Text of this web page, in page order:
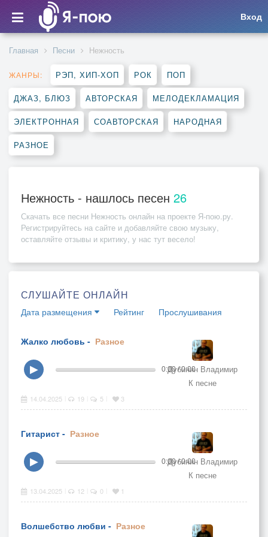
Вход
Главная Песни Нежность
ЖАНРЫ: РЭП, ХИП-ХОП РОК ПОП
ДЖАЗ, БЛЮЗ АВТОРСКАЯ МЕЛОДЕКЛАМАЦИЯ
ЭЛЕКТРОННАЯ СОАВТОРСКАЯ НАРОДНАЯ
РАЗНОЕ
Нежность - нашлось песен 26
Скачать все песни Нежность онлайн на проекте Я-пою.ру.
Регистрируйтесь на сайте и добавляйте свою музыку,
оставляйте отзывы и критику, у нас тут весело!
СЛУШАЙТЕ ОНЛАЙН
Дата размещения Рейтинг Прослушивания
Жалко любовь - Разное
Дубинин Владимир
К песне
▶ 0:00 / 0:00
14.04.2025 19 5 3
Гитарист - Разное
Дубинин Владимир
К песне
▶ 0:00 / 0:00
13.04.2025 12 0 1
Волшебство любви - Разное